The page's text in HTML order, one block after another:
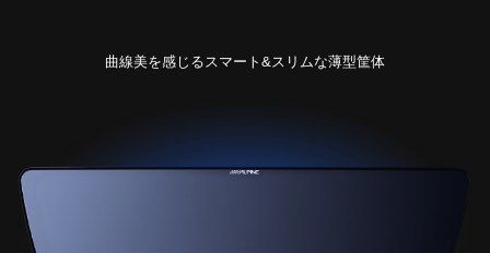
曲線美を感じるスマート&スリムな薄型筐体